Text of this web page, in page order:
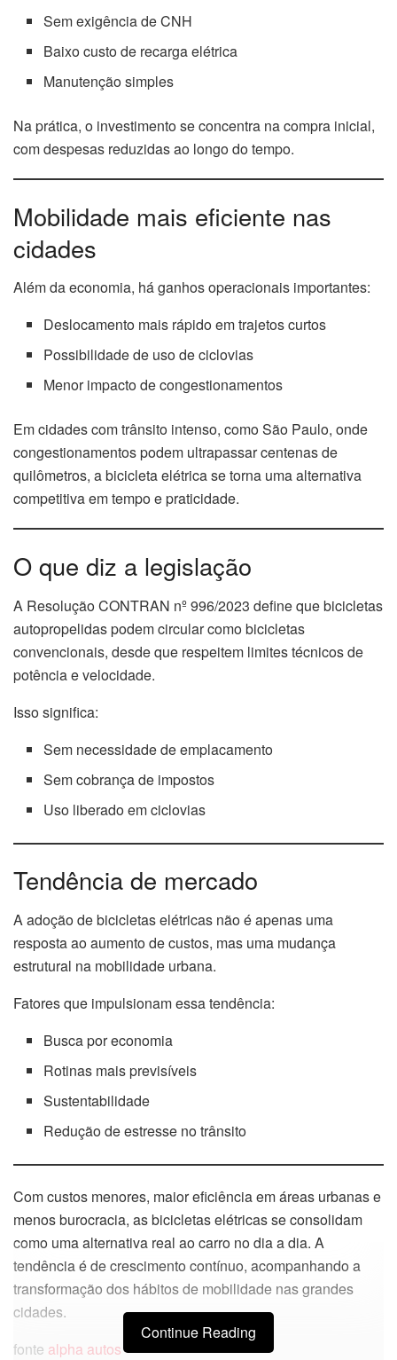
Sem exigência de CNH
Baixo custo de recarga elétrica
Manutenção simples
Na prática, o investimento se concentra na compra inicial,
com despesas reduzidas ao longo do tempo.
Mobilidade mais eficiente nas
cidades
Além da economia, há ganhos operacionais importantes:
Deslocamento mais rápido em trajetos curtos
Possibilidade de uso de ciclovias
Menor impacto de congestionamentos
Em cidades com trânsito intenso, como São Paulo, onde
congestionamentos podem ultrapassar centenas de
quilômetros, a bicicleta elétrica se torna uma alternativa
competitiva em tempo e praticidade.
O que diz a legislação
A Resolução CONTRAN nº 996/2023 define que bicicletas
autopropelidas podem circular como bicicletas
convencionais, desde que respeitem limites técnicos de
potência e velocidade.
Isso significa:
Sem necessidade de emplacamento
Sem cobrança de impostos
Uso liberado em ciclovias
Tendência de mercado
A adoção de bicicletas elétricas não é apenas uma
resposta ao aumento de custos, mas uma mudança
estrutural na mobilidade urbana.
Fatores que impulsionam essa tendência:
Busca por economia
Rotinas mais previsíveis
Sustentabilidade
Redução de estresse no trânsito
Com custos menores, maior eficiência em áreas urbanas e
menos burocracia, as bicicletas elétricas se consolidam
como uma alternativa real ao carro no dia a dia. A
tendência é de crescimento contínuo, acompanhando a
transformação dos hábitos de mobilidade nas grandes
cidades.
fonte alpha autos
Continue Reading